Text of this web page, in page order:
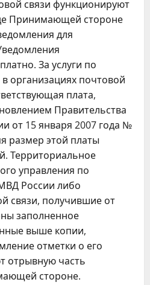
связи функционируют
Принимающей стороне
для
За услуги по
организациях почтовой
плата,
Правительства
от 15 января 2007 года №
размер этой платы
Территориальное
управления по
России либо
связи, получившие от
заполненное
выше копии,
отметки о его
отрывную часть
стороне.